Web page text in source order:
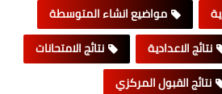
مواضيع انشاء المتوسطة
نتائج الاعدادية
نتائج الامتحانات
نتائج القبول المركزي